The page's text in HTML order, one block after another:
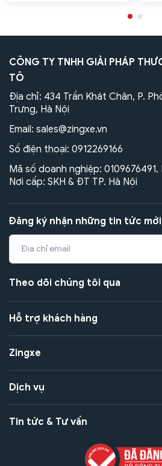
CÔNG TY TNHH GIẢI PHÁP
TÔ
Địa chỉ: 434 Trần Khát Chân, P.
Trưng, Hà Nội
Email: sales@zingxe.vn
Số điện thoại: 0912269166
Mã số doanh nghiệp:
Nơi cấp: SKH & ĐT TP. Hà Nội
Đăng ký nhận những tin tức
Theo dõi chúng tôi qua
Hỗ trợ khách hàng
Zingxe
Dịch vụ
Tin tức & Tư vấn